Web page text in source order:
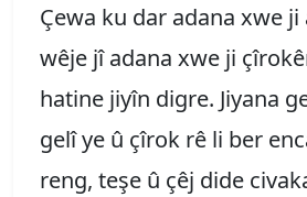
Çewa ku dar adana xwe ji
wêje jî adana xwe ji
hatine jiyîn digre. Jiyana
gelî ye û çîrok rê li ber
reng, teşe û çêj dide